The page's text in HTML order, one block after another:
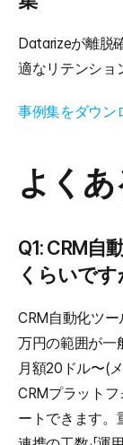
Datarizeが離脱
適なリテンショ
事例集をダウン
よくあ
Q1: CRM自
くらいです
CRM自動化ツ
万円の範囲が一
月額20ドル〜(
CRMプラット
ートできます。